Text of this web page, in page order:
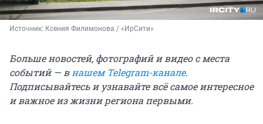
Источник: Ксения Филимонова / «ИрСити»
Больше новостей, фотографий и видео с места
событий — в нашем Telegram-канале.
Подписывайтесь и узнавайте всё самое интересное
и важное из жизни региона первыми.